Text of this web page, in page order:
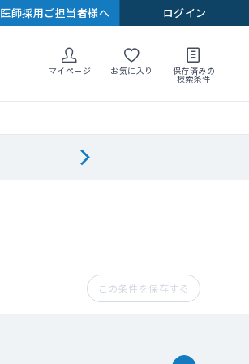
医師採用ご担当者様へ ログイン
マイページ お気に入り 保存済みの
検索条件
この条件を保存する